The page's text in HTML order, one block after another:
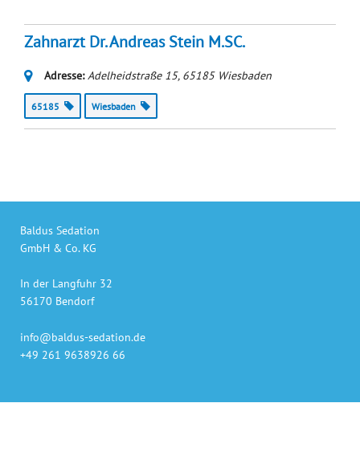
Zahnarzt Dr. Andreas Stein M.SC.
Adresse: Adelheidstraße 15, 65185Wiesbaden
65185 Wiesbaden
Baldus Sedation
GmbH & Co. KG
In der Langfuhr 32
56170 Bendorf
info@baldus-sedation.de
+49 261 9638926 66